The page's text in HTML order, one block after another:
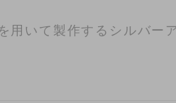
用いて製作するシルバー